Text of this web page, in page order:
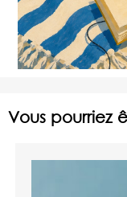
Vous pourriez